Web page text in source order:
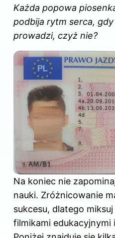
Każda popowa
podbija rytm serca,
prowadzi, czyż nie?
Na koniec nie
nauki. Zróżnicowanie
sukcesu, dlatego
filmikami edukacyjnymi